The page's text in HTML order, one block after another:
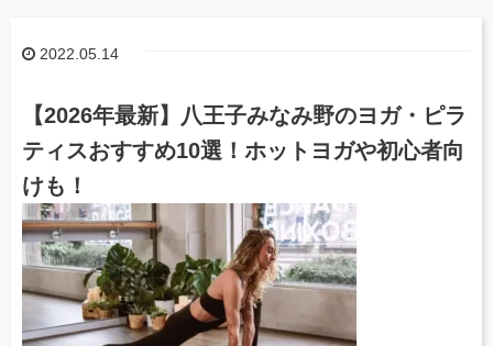
2022.05.14
【2026年最新】八王子みなみ野のヨガ・ピラ
ティスおすすめ10選！ホットヨガや初心者向
けも！